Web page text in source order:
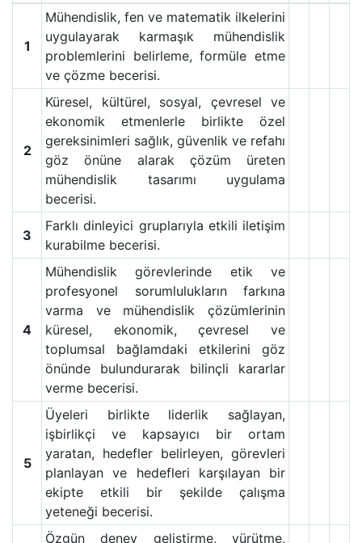
1
Mühendislik, fen ve matematik ilkelerini
uygulayarak karmaşık mühendislik
problemlerini belirleme, formüle etme
ve çözme becerisi.
2
Küresel, kültürel, sosyal, çevresel ve
ekonomik etmenlerle birlikte özel
gereksinimleri sağlık, güvenlik ve refahı
göz önüne alarak çözüm üreten
mühendislik tasarımı uygulama
becerisi.
3
Farklı dinleyici gruplarıyla etkili iletişim
kurabilme becerisi.
4
Mühendislik görevlerinde etik ve
profesyonel sorumlulukların farkına
varma ve mühendislik çözümlerinin
küresel, ekonomik, çevresel ve
toplumsal bağlamdaki etkilerini göz
önünde bulundurarak bilinçli kararlar
verme becerisi.
5
Üyeleri birlikte liderlik sağlayan,
işbirlikçi ve kapsayıcı bir ortam
yaratan, hedefler belirleyen, görevleri
planlayan ve hedefleri karşılayan bir
ekipte etkili bir şekilde çalışma
yeteneği becerisi.
Özgün deney geliştirme, yürütme,